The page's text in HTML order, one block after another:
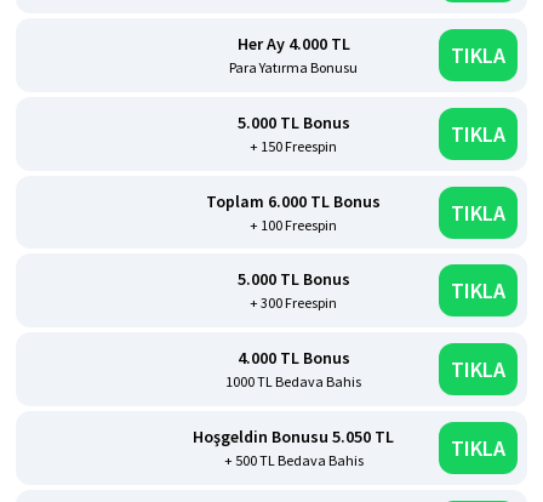
Her Ay 4.000 TL
Para Yatırma Bonusu TIKLA
5.000 TL Bonus
+ 150 Freespin TIKLA
Toplam 6.000 TL Bonus
+ 100 Freespin TIKLA
5.000 TL Bonus
+ 300 Freespin TIKLA
4.000 TL Bonus
1000 TL Bedava Bahis TIKLA
Hoşgeldin Bonusu 5.050 TL
+ 500 TL Bedava Bahis TIKLA